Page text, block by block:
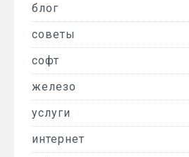
блог
советы
софт
железо
услуги
интернет